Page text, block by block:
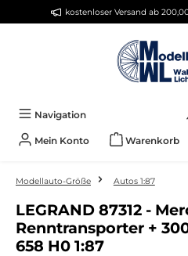
Zum Hauptinhalt springen
kostenloser Versand ab
Navigation
Mein Konto Warenkorb
Modellauto-Größe Autos 1:87
LEGRAND 87312 -
Renntransporter +
658 H0 1:87